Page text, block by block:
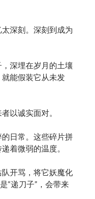
深刻。深刻到成为
深埋在岁月的土壤
能假装它从未发
以诚实面对。
日常。这些碎片拼
着微弱的温度。
开骂，将它妖魔化
“递刀子”，会带来